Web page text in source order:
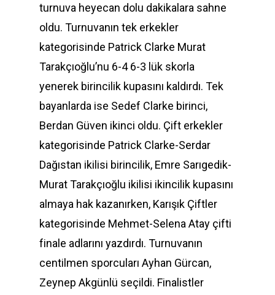
turnuva heyecan dolu dakikalara sahne
oldu. Turnuvanın tek erkekler
kategorisinde Patrick Clarke Murat
Tarakçıoğlu’nu 6-4 6-3 lük skorla
yenerek birincilik kupasını kaldırdı. Tek
bayanlarda ise Sedef Clarke birinci,
Berdan Güven ikinci oldu. Çift erkekler
kategorisinde Patrick Clarke-Serdar
Dağıstan ikilisi birincilik, Emre Sarıgedik-
Murat Tarakçıoğlu ikilisi ikincilik kupasını
almaya hak kazanırken, Karışık Çiftler
kategorisinde Mehmet-Selena Atay çifti
finale adlarını yazdırdı. Turnuvanın
centilmen sporcuları Ayhan Gürcan,
Zeynep Akgünlü seçildi. Finalistler